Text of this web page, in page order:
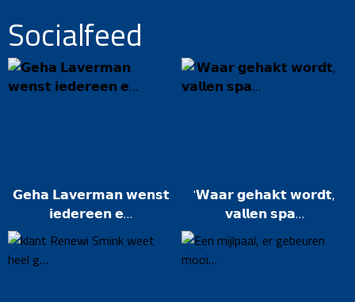
Socialfeed
𝗚𝗲𝗵𝗮 𝗟𝗮𝘃𝗲𝗿𝗺𝗮𝗻 𝘄𝗲𝗻𝘀𝘁
𝗶𝗲𝗱𝗲𝗿𝗲𝗲𝗻 𝗲…
'𝗪𝗮𝗮𝗿 𝗴𝗲𝗵𝗮𝗸𝘁 𝘄𝗼𝗿𝗱𝘁,
𝘃𝗮𝗹𝗹𝗲𝗻 𝘀𝗽𝗮…